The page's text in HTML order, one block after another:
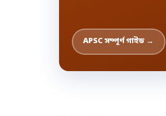
APSC সম্পূৰ্ণ গাইড →